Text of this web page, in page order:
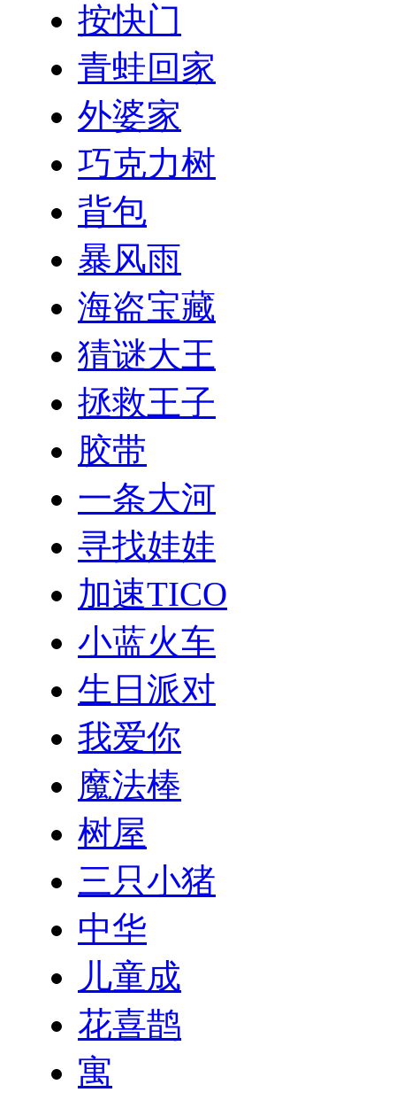
按快门
青蛙回家
外婆家
巧克力树
背包
暴风雨
海盗宝藏
猜谜大王
拯救王子
胶带
一条大河
寻找娃娃
加速TICO
小蓝火车
生日派对
我爱你
魔法棒
树屋
三只小猪
中华
儿童成
花喜鹊
寓